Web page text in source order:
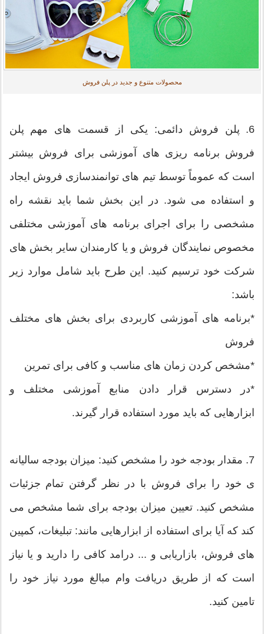
محصولات متنوع و جدید در پلن فروش
6. پلن فروش دائمی: یکی از قسمت های مهم پلن
فروش برنامه ریزی های آموزشی برای فروش بیشتر
است که عموماً توسط تیم های توانمندسازی فروش ایجاد
و استفاده می شود. در این بخش شما باید نقشه راه
مشخصی را برای اجرای برنامه های آموزشی مختلفی
مخصوص نمایندگان فروش و یا کارمندان سایر بخش های
شرکت خود ترسیم کنید. این طرح باید شامل موارد زیر
باشد:
*برنامه های آموزشی کاربردی برای بخش های مختلف
فروش
*مشخص کردن زمان های مناسب و کافی برای تمرین
*در دسترس قرار دادن منابع آموزشی مختلف و
ابزارهایی که باید مورد استفاده قرار گیرند.
7. مقدار بودجه خود را مشخص کنید: میزان بودجه سالیانه
ی خود را برای فروش با در نظر گرفتن تمام جزئیات
مشخص کنید. تعیین میزان بودجه برای شما مشخص می
کند که آیا برای استفاده از ابزارهایی مانند: تبلیغات، کمپین
های فروش، بازاریابی و ... درامد کافی را دارید و یا نیاز
است که از طریق دریافت وام مبالغ مورد نیاز خود را
تامین کنید.